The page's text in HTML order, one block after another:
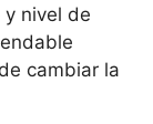
nivel de
cambiar la